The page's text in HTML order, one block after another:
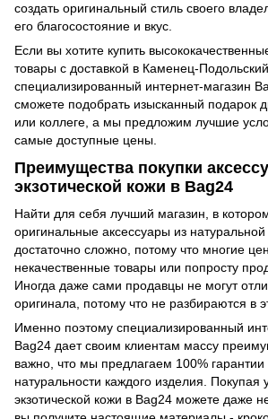
создать оригинальный стиль своего
его благосостояние и вкус.
Если вы хотите купить
товары с доставкой в Каменец-
специализированный интернет-магазин
сможете подобрать изысканный подарок
или коллеге, а мы предложим лучшие
самые доступные цены.
Преимущества покупки
экзотической кожи в Bag24
Найти для себя лучший магазин, в
оригинальные аксессуары из натуральной
достаточно сложно, потому что многие
некачественные товары или попросту
Иногда даже сами продавцы не могут
оригинала, потому что не разбираются в
Именно поэтому специализированный
Bag24 дает своим клиентам массу
важно, что мы предлагаем 100% гарантии
натуральности каждого изделия. Покупая
экзотической кожи в Bag24 можете даже